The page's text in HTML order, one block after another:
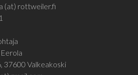
(at) rottweiler.fi
37600 Valkeakoski